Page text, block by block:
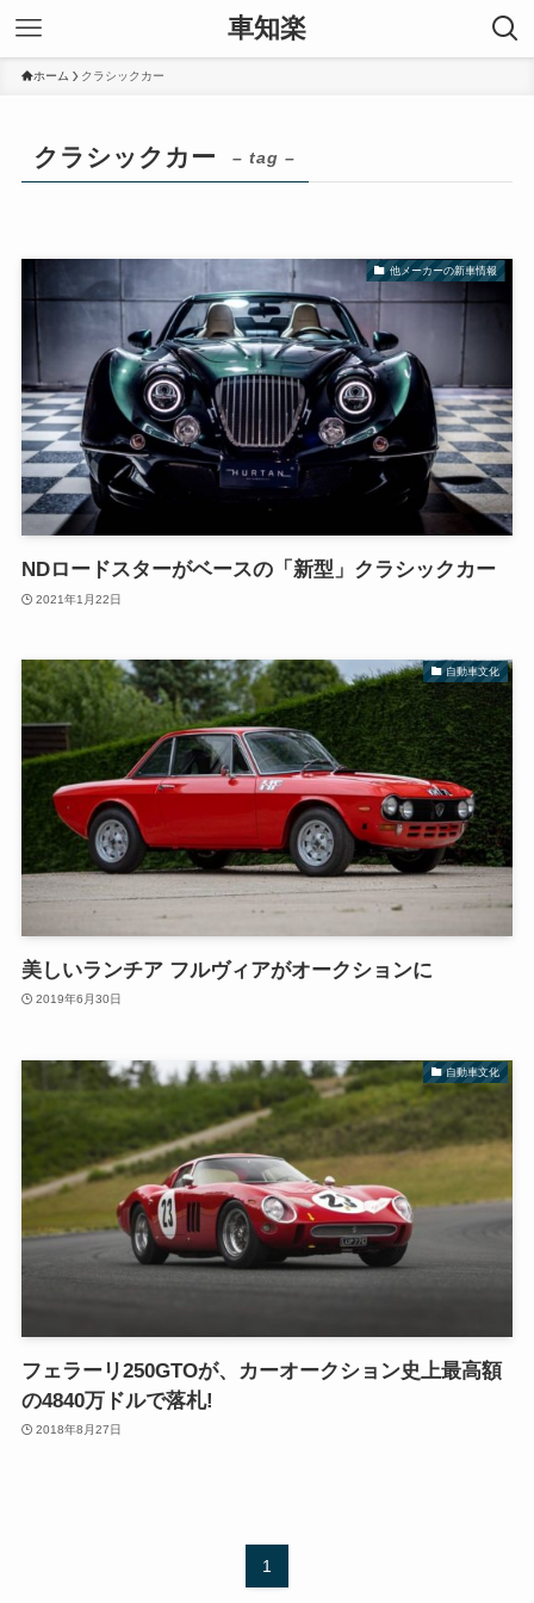
車知楽
ホーム クラシックカー
クラシックカー – tag –
他メーカーの新車情報
NDロードスターがベースの「新型」クラシックカー
2021年1月22日
自動車文化
美しいランチア フルヴィアがオークションに
2019年6月30日
自動車文化
フェラーリ250GTOが、カーオークション史上最高額
の4840万ドルで落札!
2018年8月27日
1